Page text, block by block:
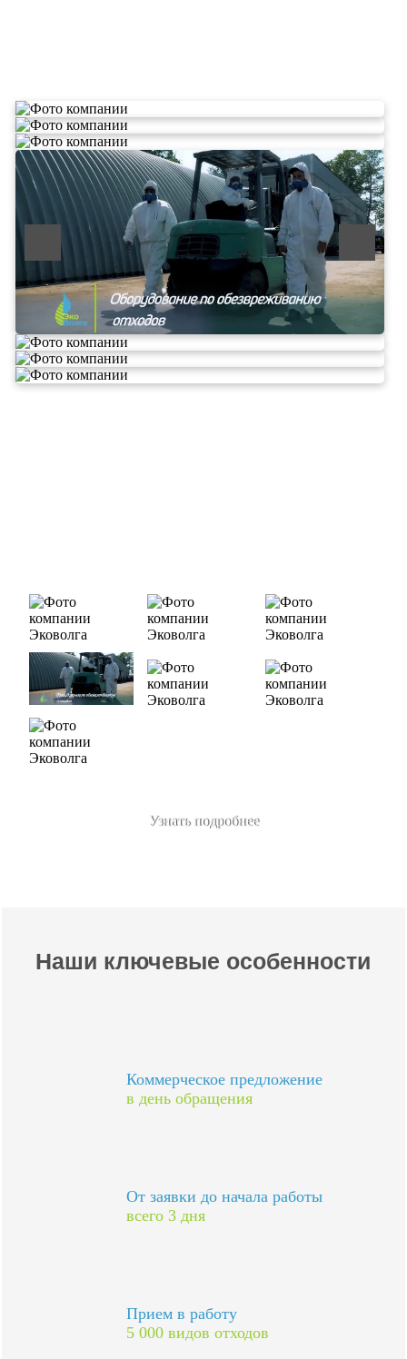
ООО «ЭКОВОЛГА» является современной и
Узнать подробнее
Наши ключевые особенности
Коммерческое предложение
в день обращения
От заявки до начала работы
всего 3 дня
Прием в работу
5 000 видов отходов